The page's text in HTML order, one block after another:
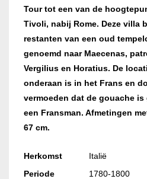
Tour tot een van de
Tivoli, nabij Rome. Deze villa
restanten van een oud
genoemd naar Maecenas,
Vergilius en Horatius. De
onderaan is in het Frans en
vermoeden dat de gouache
een Fransman. Afmetingen
67 cm.
Herkomst
Italië
Periode
1780-1800